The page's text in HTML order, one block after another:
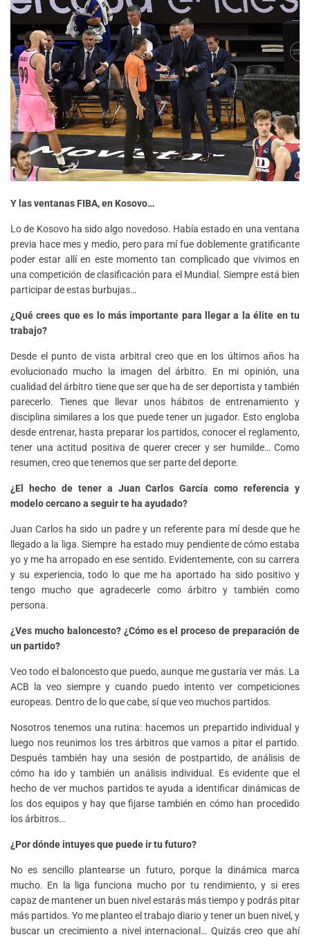
Y las ventanas FIBA, en Kosovo…
Lo de Kosovo ha sido algo novedoso. Había estado en una ventana
previa hace mes y medio, pero para mí fue doblemente gratificante
poder estar allí en este momento tan complicado que vivimos en
una competición de clasificación para el Mundial. Siempre está bien
participar de estas burbujas…
¿Qué crees que es lo más importante para llegar a la élite en tu
trabajo?
Desde el punto de vista arbitral creo que en los últimos años ha
evolucionado mucho la imagen del árbitro. En mi opinión, una
cualidad del árbitro tiene que ser que ha de ser deportista y también
parecerlo. Tienes que llevar unos hábitos de entrenamiento y
disciplina similares a los que puede tener un jugador. Esto engloba
desde entrenar, hasta preparar los partidos, conocer el reglamento,
tener una actitud positiva de querer crecer y ser humilde… Como
resumen, creo que tenemos que ser parte del deporte.
¿El hecho de tener a Juan Carlos García como referencia y
modelo cercano a seguir te ha ayudado?
Juan Carlos ha sido un padre y un referente para mí desde que he
llegado a la liga. Siempre ha estado muy pendiente de cómo estaba
yo y me ha arropado en ese sentido. Evidentemente, con su carrera
y su experiencia, todo lo que me ha aportado ha sido positivo y
tengo mucho que agradecerle como árbitro y también como
persona.
¿Ves mucho baloncesto? ¿Cómo es el proceso de preparación de
un partido?
Veo todo el baloncesto que puedo, aunque me gustaría ver más. La
ACB la veo siempre y cuando puedo intento ver competiciones
europeas. Dentro de lo que cabe, sí que veo muchos partidos.
Nosotros tenemos una rutina: hacemos un prepartido individual y
luego nos reunimos los tres árbitros que vamos a pitar el partido.
Después también hay una sesión de postpartido, de análisis de
cómo ha ido y también un análisis individual. Es evidente que el
hecho de ver muchos partidos te ayuda a identificar dinámicas de
los dos equipos y hay que fijarse también en cómo han procedido
los árbitros…
¿Por dónde intuyes que puede ir tu futuro?
No es sencillo plantearse un futuro, porque la dinámica marca
mucho. En la liga funciona mucho por tu rendimiento, y si eres
capaz de mantener un buen nivel estarás más tiempo y podrás pitar
más partidos. Yo me planteo el trabajo diario y tener un buen nivel, y
buscar un crecimiento a nivel internacional… Quizás creo que ahí